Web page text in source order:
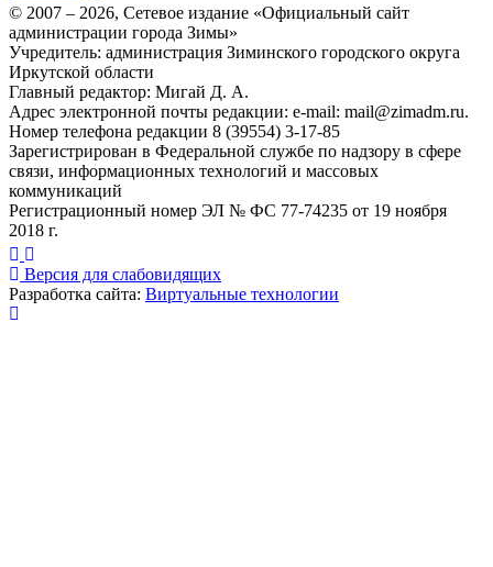
© 2007 – 2026, Сетевое издание «Официальный сайт
администрации города Зимы»
Учредитель: администрация Зиминского городского округа
Иркутской области
Главный редактор: Мигай Д. А.
Адрес электронной почты редакции: e-mail: mail@zimadm.ru.
Номер телефона редакции 8 (39554) 3-17-85
Зарегистрирован в Федеральной службе по надзору в сфере
связи, информационных технологий и массовых
коммуникаций
Регистрационный номер ЭЛ № ФС 77-74235 от 19 ноября
2018 г.
Версия для слабовидящих
Разработка сайта: Виртуальные технологии